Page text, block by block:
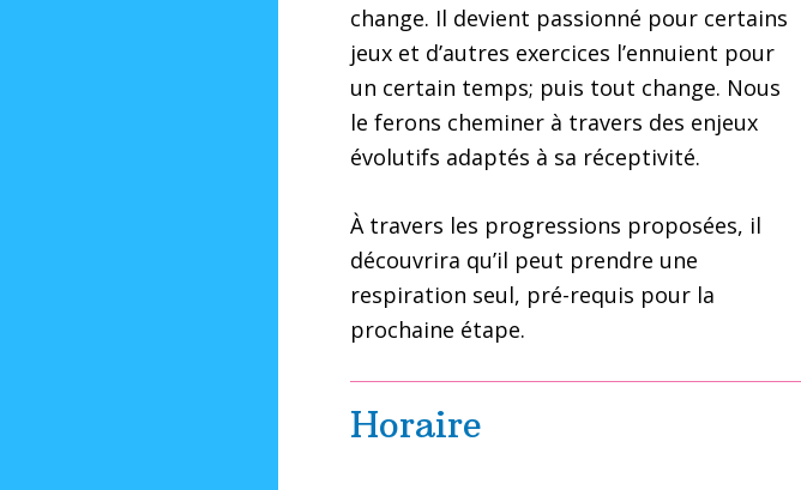
change. Il devient passionné pour certains
jeux et d’autres exercices l’ennuient pour
un certain temps; puis tout change. Nous
le ferons cheminer à travers des enjeux
évolutifs adaptés à sa réceptivité.
À travers les progressions proposées, il
découvrira qu’il peut prendre une
respiration seul, pré-requis pour la
prochaine étape.
Horaire